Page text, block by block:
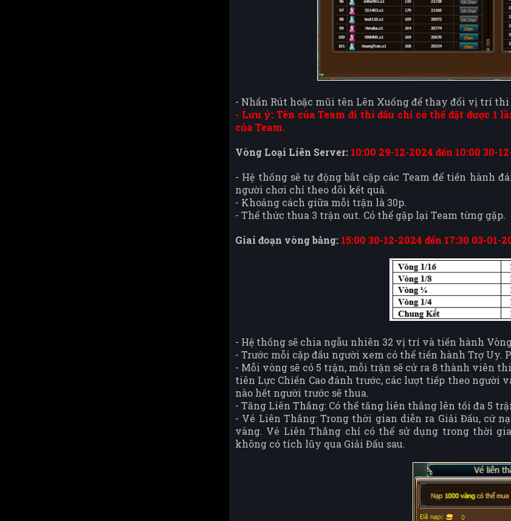
- Nhấn Rút hoặc mũi tên Lên Xuống để thay đổi vị trí
- Lưu ý: Tên của Team đi thi đấu chỉ có thể đặt được 1
của Team.
Vòng Loại Liên Server: 10:00 29-12-2024 đến 10:00 30-
- Hệ thống sẽ tự động bắt cặp các Team để tiến hành
người chơi chỉ theo dõi kết quả.
- Khoảng cách giữa mỗi trận là 30p.
- Thể thức thua 3 trận out. Có thể gặp lại Team từng gặp.
Giai đoạn vòng bảng: 15:00 30-12-2024 đến 17:30 03-01-
- Hệ thống sẽ chia ngẫu nhiên 32 vị trí và tiến hành
- Trước mỗi cặp đấu người xem có thể tiến hành Trợ Uy.
- Mỗi vòng sẽ có 5 trận, mỗi trận sẽ cử ra 8 thành viên
tiên Lực Chiến Cao đánh trước, các lượt tiếp theo người
nào hết người trước sẽ thua.
- Tăng Liên Thắng: Có thể tăng liên thắng lên tối đa 5
- Vé Liên Thắng: Trong thời gian diễn ra Giải Đấu, cứ
vàng. Vé Liên Thắng chỉ có thể sử dụng trong thời
không có tích lũy qua Giải Đấu sau.